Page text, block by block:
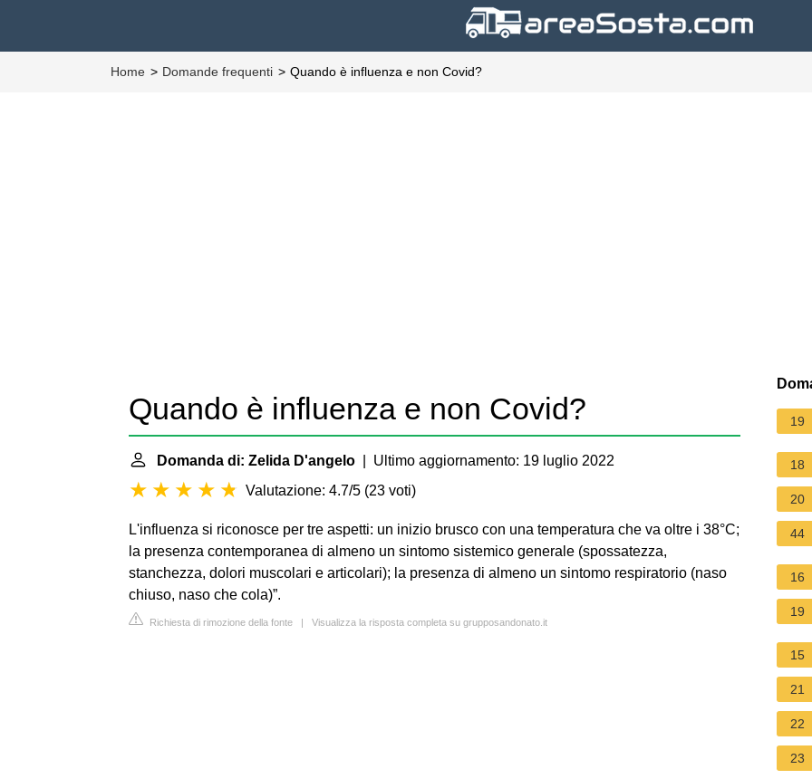
Home Domande frequenti Quando è influenza e non Covid?
Quando è influenza e non Covid?
Domanda di: Zelida D'angelo | Ultimo aggiornamento: 19 luglio 2022
Valutazione: 4.7/5 (23 voti)
L'influenza si riconosce per tre aspetti: un inizio brusco con una temperatura che va oltre i 38°C;
la presenza contemporanea di almeno un sintomo sistemico generale (spossatezza,
stanchezza, dolori muscolari e articolari); la presenza di almeno un sintomo respiratorio (naso
chiuso, naso che cola)”.
Richiesta di rimozione della fonte | Visualizza la risposta completa su grupposandonato.it
19
18
20
44
16
19
15
21
22
23